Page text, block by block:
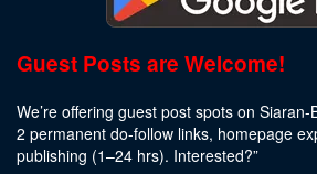
Guest Posts are Welcome!
We’re offering guest post spots on Siaran-
2 permanent do-follow links, homepage
publishing (1–24 hrs). Interested?”